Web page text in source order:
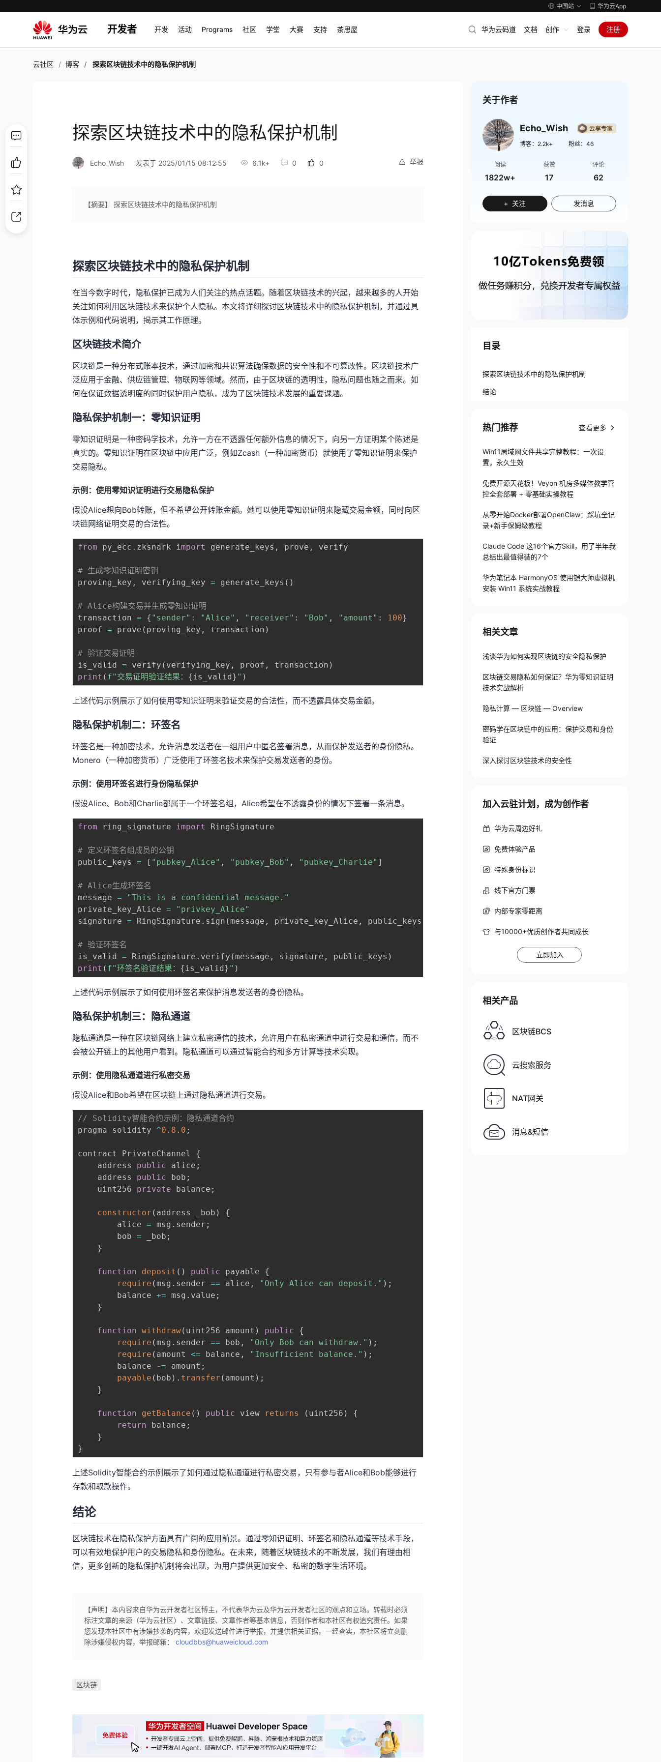
中国站 华为云App
开发者 开发 活动 Programs 社区 学堂 大赛 支持 茶思屋 华为云码道 文档 创作 登录 注册
云社区 博客 探索区块链技术中的隐私保护机制
探索区块链技术中的隐私保护机制
举报
Echo_Wish 发表于 2025/01/15 08:12:55 6.1k+ 0 0
【摘要】 探索区块链技术中的隐私保护机制
探索区块链技术中的隐私保护机制
在当今数字时代，隐私保护已成为人们关注的热点话题。随着区块链技术的兴起，越来越多的人开始
关注如何利用区块链技术来保护个人隐私。本文将详细探讨区块链技术中的隐私保护机制，并通过具
体示例和代码说明，揭示其工作原理。
区块链技术简介
区块链是一种分布式账本技术，通过加密和共识算法确保数据的安全性和不可篡改性。区块链技术广
泛应用于金融、供应链管理、物联网等领域。然而，由于区块链的透明性，隐私问题也随之而来。如
何在保证数据透明度的同时保护用户隐私，成为了区块链技术发展的重要课题。
隐私保护机制一：零知识证明
零知识证明是一种密码学技术，允许一方在不透露任何额外信息的情况下，向另一方证明某个陈述是
真实的。零知识证明在区块链中应用广泛，例如Zcash（一种加密货币）就使用了零知识证明来保护
交易隐私。
示例：使用零知识证明进行交易隐私保护
假设Alice想向Bob转账，但不希望公开转账金额。她可以使用零知识证明来隐藏交易金额，同时向区
块链网络证明交易的合法性。
from py_ecc . zksnark import generate_keys , prove , verify
# 生成零知识证明密钥
proving_key , verifying_key = generate_keys ( )
# Alice构建交易并生成零知识证明
transaction = { "sender" : "Alice" , "receiver" : "Bob" , "amount" : 100}
proof = prove ( proving_key , transaction )
# 验证交易证明
is_valid = verify ( verifying_key , proof , transaction )
print ( f"交易证明验证结果： {is_valid } " )
上述代码示例展示了如何使用零知识证明来验证交易的合法性，而不透露具体交易金额。
隐私保护机制二：环签名
环签名是一种加密技术，允许消息发送者在一组用户中匿名签署消息，从而保护发送者的身份隐私。
Monero（一种加密货币）广泛使用了环签名技术来保护交易发送者的身份。
示例：使用环签名进行身份隐私保护
假设Alice、Bob和Charlie都属于一个环签名组，Alice希望在不透露身份的情况下签署一条消息。
from ring_signature import RingSignature
# 定义环签名组成员的公钥
public_keys = [ "pubkey_Alice" , "pubkey_Bob" , "pubkey_Charlie" ]
# Alice生成环签名
message =
"This is a confidential message."
private_key_Alice =
"privkey_Alice"
signature = RingSignature . sign ( message , private_key_Alice , public_keys
# 验证环签名
is_valid = RingSignature . verify ( message , signature , public_keys )
print ( f"环签名验证结果： {is_valid } " )
上述代码示例展示了如何使用环签名来保护消息发送者的身份隐私。
隐私保护机制三：隐私通道
隐私通道是一种在区块链网络上建立私密通信的技术，允许用户在私密通道中进行交易和通信，而不
会被公开链上的其他用户看到。隐私通道可以通过智能合约和多方计算等技术实现。
示例：使用隐私通道进行私密交易
假设Alice和Bob希望在区块链上通过隐私通道进行交易。
// Solidity智能合约示例：隐私通道合约
pragma solidity ^0.8 .0 ;
contract PrivateChannel {
    address
public alice ;
    address
public bob ;
    uint256
private balance ;
constructor ( address _bob )
{
        alice
= msg . sender ;
        bob
= _bob ;
}
function deposit ( ) public payable {
require ( msg . sender == alice , "Only Alice can deposit." ) ;
        balance
+= msg . value ;
}
function withdraw( uint256 amount ) public
{
require ( msg . sender == bob , "Only Bob can withdraw." ) ;
require ( amount <= balance , "Insufficient balance." ) ;
        balance
-= amount ;
payable ( bob ) . transfer ( amount ) ;
}
function getBalance ( ) public view returns ( uint256 )
{
return balance ;
}
}
上述Solidity智能合约示例展示了如何通过隐私通道进行私密交易，只有参与者Alice和Bob能够进行
存款和取款操作。
结论
区块链技术在隐私保护方面具有广阔的应用前景。通过零知识证明、环签名和隐私通道等技术手段，
可以有效地保护用户的交易隐私和身份隐私。在未来，随着区块链技术的不断发展，我们有理由相
信，更多创新的隐私保护机制将会出现，为用户提供更加安全、私密的数字生活环境。
【声明】本内容来自华为云开发者社区博主，不代表华为云及华为云开发者社区的观点和立场。转载时必须
标注文章的来源（华为云社区）、文章链接、文章作者等基本信息，否则作者和本社区有权追究责任。如果
您发现本社区中有涉嫌抄袭的内容，欢迎发送邮件进行举报，并提供相关证据，一经查实，本社区将立刻删
除涉嫌侵权内容，举报邮箱：cloudbbs@huaweicloud.com
区块链
关于作者
Echo_Wish
博客： 2.2k+ 粉丝： 46
阅读
1822w+
获赞
17
评论
62
+ 关注 发消息
目录
探索区块链技术中的隐私保护机制
结论
热门推荐 查看更多
Win11局域网文件共享完整教程：一次设
置，永久生效
免费开源天花板！Veyon 机房多媒体教学管
控全套部署 + 零基础实操教程
从零开始Docker部署OpenClaw：踩坑全记
录+新手保姆级教程
Claude Code 这16个官方Skill，用了半年我
总结出最值得装的7个
华为笔记本 HarmonyOS 使用铠大师虚拟机
安装 Win11 系统实战教程
相关文章
浅谈华为如何实现区块链的安全隐私保护
区块链交易隐私如何保证？华为零知识证明
技术实战解析
隐私计算 — 区块链 — Overview
密码学在区块链中的应用：保护交易和身份
验证
深入探讨区块链技术的安全性
加入云驻计划，成为创作者
华为云周边好礼
免费体验产品
特殊身份标识
线下官方门票
内部专家零距离
与10000+优质创作者共同成长
立即加入
相关产品
区块链BCS
云搜索服务
NAT网关
消息&短信